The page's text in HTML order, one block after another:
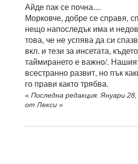
Айде пак се почна....
Морковче, добре се справя,
нещо напоследък има и
това, че не успява да си
вкл. и тези за инсетата, където
таймирането е важно/.
всестранно развит, но пък
го прави както трябва.
« Последна редакция: Януари
от Лекси »